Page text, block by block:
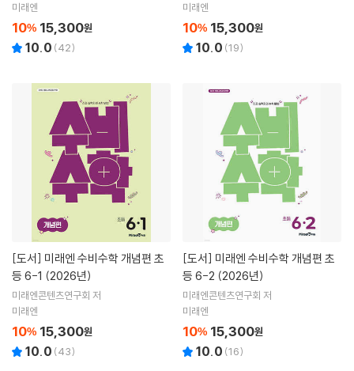
미래엔
10% 15,300원
10.0 (42)
미래엔
10% 15,300원
10.0 (19)
[도서]
등 6-1 (2026년)
미래엔콘텐츠연구회 저
미래엔
10% 15,300원
10.0 (43)
[도서]
등 6-2 (2026년)
미래엔콘텐츠연구회 저
미래엔
10% 15,300원
10.0 (16)